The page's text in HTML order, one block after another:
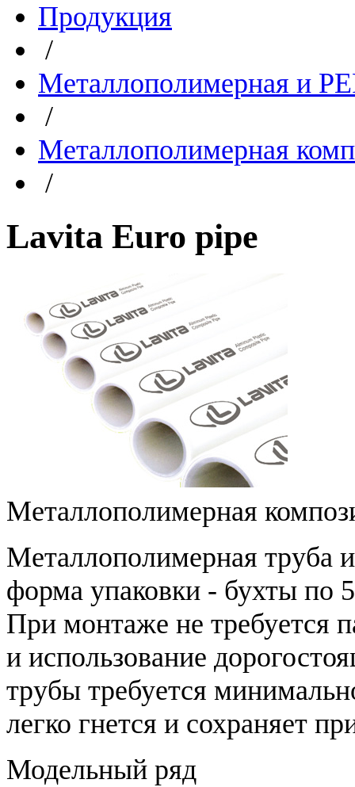
Продукция
/
Металлополимерная и
/
Металлополимерная
/
Lavita Euro pipe
Металлополимерная
Металлополимерная труба
форма упаковки - бухты по
При монтаже не требуется
и использование
трубы требуется
легко гнется и сохраняет
Модельный ряд